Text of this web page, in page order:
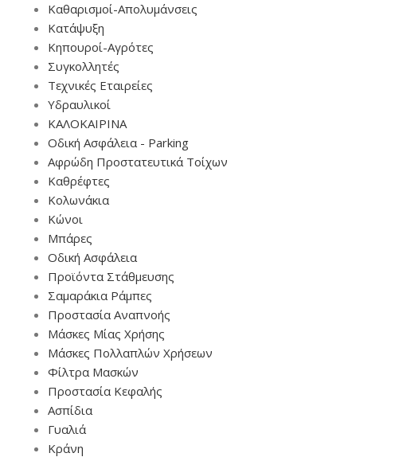
Καθαρισμοί-Απολυμάνσεις
Κατάψυξη
Κηπουροί-Αγρότες
Συγκολλητές
Τεχνικές Εταιρείες
Υδραυλικοί
ΚΑΛΟΚΑΙΡΙΝΑ
Οδική Ασφάλεια - Parking
Αφρώδη Προστατευτικά Τοίχων
Καθρέφτες
Κολωνάκια
Κώνοι
Μπάρες
Οδική Ασφάλεια
Προϊόντα Στάθμευσης
Σαμαράκια Ράμπες
Προστασία Αναπνοής
Μάσκες Μίας Χρήσης
Μάσκες Πολλαπλών Χρήσεων
Φίλτρα Μασκών
Προστασία Κεφαλής
Ασπίδια
Γυαλιά
Κράνη